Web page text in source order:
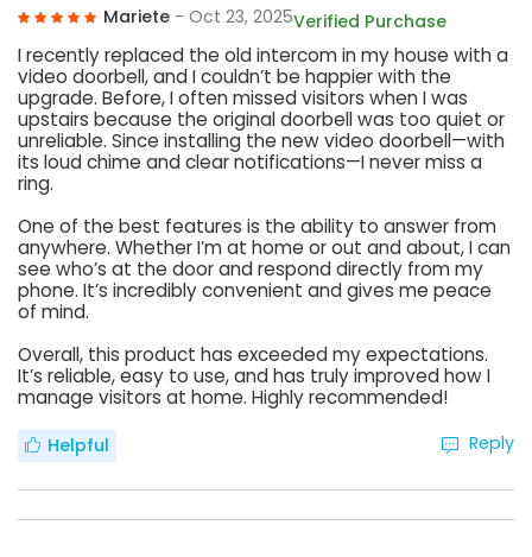
Mariete - Oct 23, 2025Verified Purchase
I recently replaced the old intercom in my house with a
video doorbell, and I couldn’t be happier with the
upgrade. Before, I often missed visitors when I was
upstairs because the original doorbell was too quiet or
unreliable. Since installing the new video doorbell—with
its loud chime and clear notifications—I never miss a
ring.
One of the best features is the ability to answer from
anywhere. Whether I’m at home or out and about, I can
see who’s at the door and respond directly from my
phone. It’s incredibly convenient and gives me peace
of mind.
Overall, this product has exceeded my expectations.
It’s reliable, easy to use, and has truly improved how I
manage visitors at home. Highly recommended!
Helpful Reply